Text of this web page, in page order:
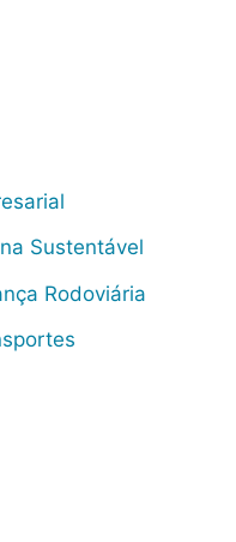
Sustentável
Rodoviária